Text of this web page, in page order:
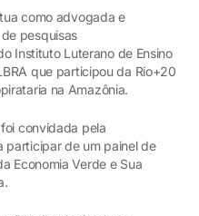
como advogada e
pesquisas
Instituto Luterano de Ensino
que participou da Rio+20
na Amazônia.
convidada pela
participar de um painel de
Economia Verde e Sua